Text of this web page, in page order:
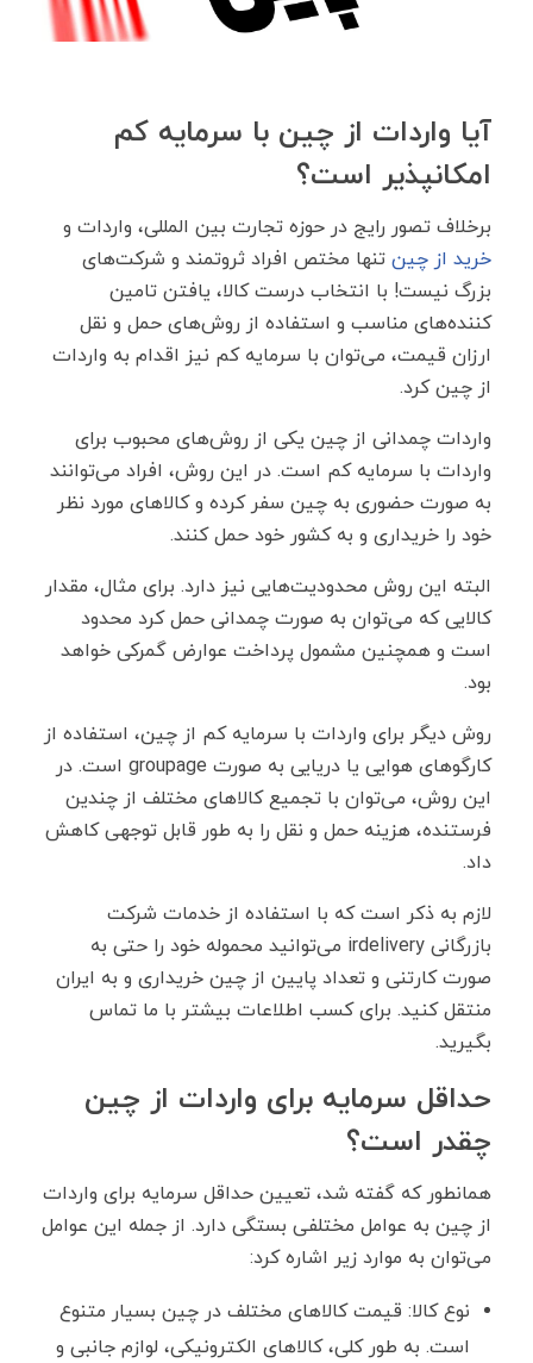
آیا واردات از چین با سرمایه کم
امکانپذیر است؟
برخلاف تصور رایج در حوزه تجارت بین المللی، واردات و
خرید از چین تنها مختص افراد ثروتمند و شرکت‌های
بزرگ نیست! با انتخاب درست کالا، یافتن تامین
کننده‌های مناسب و استفاده از روش‌های حمل و نقل
ارزان قیمت، می‌توان با سرمایه کم نیز اقدام به واردات
از چین کرد.
واردات چمدانی از چین یکی از روش‌های محبوب برای
واردات با سرمایه کم است. در این روش، افراد می‌توانند
به صورت حضوری به چین سفر کرده و کالاهای مورد نظر
خود را خریداری و به کشور خود حمل کنند.
البته این روش محدودیت‌هایی نیز دارد. برای مثال، مقدار
کالایی که می‌توان به صورت چمدانی حمل کرد محدود
است و همچنین مشمول پرداخت عوارض گمرکی خواهد
بود.
روش دیگر برای واردات با سرمایه کم از چین، استفاده از
کارگوهای هوایی یا دریایی به صورت groupage است. در
این روش، می‌توان با تجمیع کالاهای مختلف از چندین
فرستنده، هزینه حمل و نقل را به طور قابل توجهی کاهش
داد.
لازم به ذکر است که با استفاده از خدمات شرکت
بازرگانی irdelivery می‌توانید محموله خود را حتی به
صورت کارتنی و تعداد پایین از چین خریداری و به ایران
منتقل کنید. برای کسب اطلاعات بیشتر با ما تماس
بگیرید.
حداقل سرمایه برای واردات از چین
چقدر است؟
همانطور که گفته شد، تعیین حداقل سرمایه برای واردات
از چین به عوامل مختلفی بستگی دارد. از جمله این عوامل
می‌توان به موارد زیر اشاره کرد:
نوع کالا: قیمت کالاهای مختلف در چین بسیار متنوع
است. به طور کلی، کالاهای الکترونیکی، لوازم جانبی و